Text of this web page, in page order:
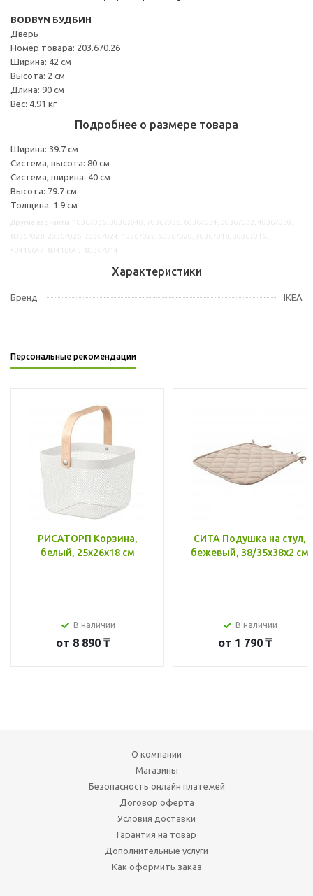
BODBYN БУДБИН
Дверь
Номер товара: 203.670.26
Ширина: 42 см
Высота: 2 см
Длина: 90 см
Вес: 4.91 кг
Подробнее о размере товара
Ширина: 39.7 см
Система, высота: 80 см
Система, ширина: 40 см
Высота: 79.7 см
Толщина: 1.9 см
Характеристики
Бренд IKEA
Персональные рекомендации
РИСАТОРП Корзина,
белый, 25x26x18 см
В наличии
от 8 890 ₸
СИТА Подушка на стул,
бежевый, 38/35x38x2 см
В наличии
от 1 790 ₸
О компании
Магазины
Безопасность онлайн платежей
Договор оферта
Условия доставки
Гарантия на товар
Дополнительные услуги
Как оформить заказ